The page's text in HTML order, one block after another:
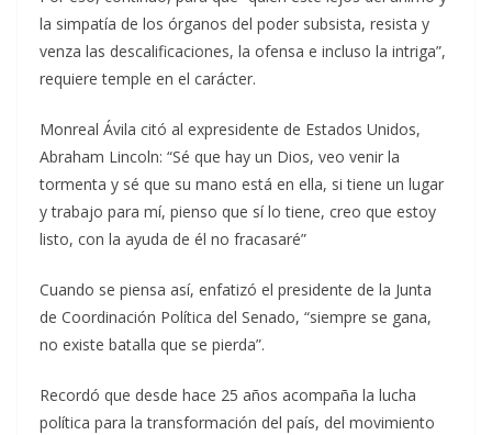
la simpatía de los órganos del poder subsista, resista y
venza las descalificaciones, la ofensa e incluso la intriga”,
requiere temple en el carácter.
Monreal Ávila citó al expresidente de Estados Unidos,
Abraham Lincoln: “Sé que hay un Dios, veo venir la
tormenta y sé que su mano está en ella, si tiene un lugar
y trabajo para mí, pienso que sí lo tiene, creo que estoy
listo, con la ayuda de él no fracasaré”
Cuando se piensa así, enfatizó el presidente de la Junta
de Coordinación Política del Senado, “siempre se gana,
no existe batalla que se pierda”.
Recordó que desde hace 25 años acompaña la lucha
política para la transformación del país, del movimiento